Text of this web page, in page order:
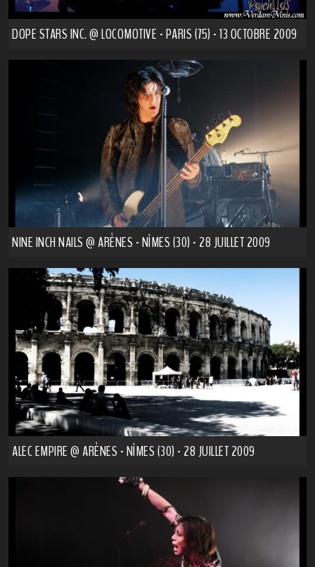
DOPE STARS INC. @ LOCOMOTIVE - PARIS (75) - 13 OCTOBRE 2009
NINE INCH NAILS @ ARÈNES - NÎMES (30) - 28 JUILLET 2009
ALEC EMPIRE @ ARÈNES - NÎMES (30) - 28 JUILLET 2009